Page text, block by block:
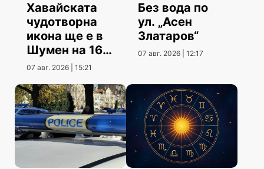
Хавайската
чудотворна
икона ще е в
Шумен на 16
август
07 авг. 2026 | 15:21
Без вода по
ул. „Асен
Златаров“
07 авг. 2026 | 12:17